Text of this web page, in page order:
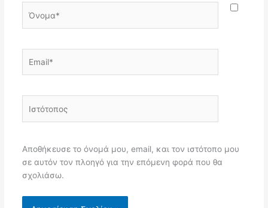
Αποθήκευσε το όνομά μου, email, και τον ιστότοπο μου
σε αυτόν τον πλοηγό για την επόμενη φορά που θα
σχολιάσω.